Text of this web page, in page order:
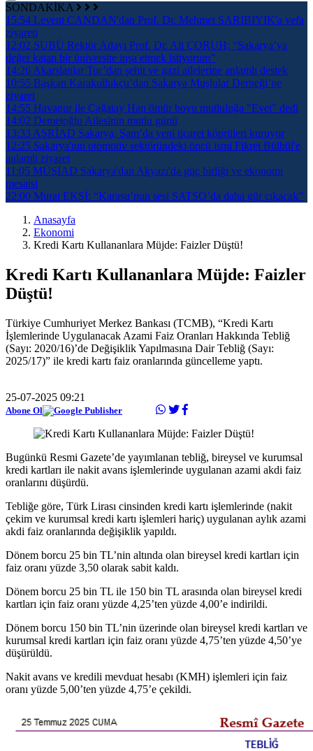
SONDAKİKA
15:54 Levent CANDAN'dan Prof. Dr. Mehmet SARIBIYIK'a vefa
ziyareti
12:02 SUBÜ Rektör Adayı Prof. Dr. Ali ÇORUH; “Sakarya’ya
değer katan bir üniversite inşa etmek istiyorum”
14:26 Akarslanlar Tur’dan şehit ve gazi ailelerine anlamlı destek
10:55 Başkan Karakullukçu’dan Sakarya Muşlular Derneği’ne
ziyaret
14:55 Havanur ile Çağatay Han ömür boyu mutluluğa "Evet" dedi
14:02 Demetoğlu Ailesinin mutlu günü
13:33 ASRİAD Sakarya, Şam’da yeni ticaret köprüleri kuruyor
12:25 Sakarya'nın otomotiv sektöründeki öncü ismi Fikret Bülbül'e
anlamlı ziyaret
11:05 MÜSİAD Sakarya'dan Akyazı'da güç birliği ve ekonomi
mesaisi
22:00 Murat EKŞİ: “Karasu’nun sesi SATSO’da daha gür çıkacak”
Anasayfa
Ekonomi
Kredi Kartı Kullananlara Müjde: Faizler Düştü!
Kredi Kartı Kullananlara Müjde: Faizler
Düştü!
Türkiye Cumhuriyet Merkez Bankası (TCMB), “Kredi Kartı
İşlemlerinde Uygulanacak Azami Faiz Oranları Hakkında Tebliğ
(Sayı: 2020/16)’de Değişiklik Yapılmasına Dair Tebliğ (Sayı:
2025/17)” ile kredi kartı faiz oranlarında güncelleme yaptı.
25-07-2025 09:21
Abone Ol
Bugünkü Resmi Gazete’de yayımlanan tebliğ, bireysel ve kurumsal
kredi kartları ile nakit avans işlemlerinde uygulanan azami akdi faiz
oranlarını düşürdü.
Tebliğe göre, Türk Lirası cinsinden kredi kartı işlemlerinde (nakit
çekim ve kurumsal kredi kartı işlemleri hariç) uygulanan aylık azami
akdi faiz oranlarında değişiklik yapıldı.
Dönem borcu 25 bin TL’nin altında olan bireysel kredi kartları için
faiz oranı yüzde 3,50 olarak sabit kaldı.
Dönem borcu 25 bin TL ile 150 bin TL arasında olan bireysel kredi
kartları için faiz oranı yüzde 4,25’ten yüzde 4,00’e indirildi.
Dönem borcu 150 bin TL’nin üzerinde olan bireysel kredi kartları ve
kurumsal kredi kartları için faiz oranı yüzde 4,75’ten yüzde 4,50’ye
düşürüldü.
Nakit avans ve kredili mevduat hesabı (KMH) işlemleri için faiz
oranı yüzde 5,00’ten yüzde 4,75’e çekildi.